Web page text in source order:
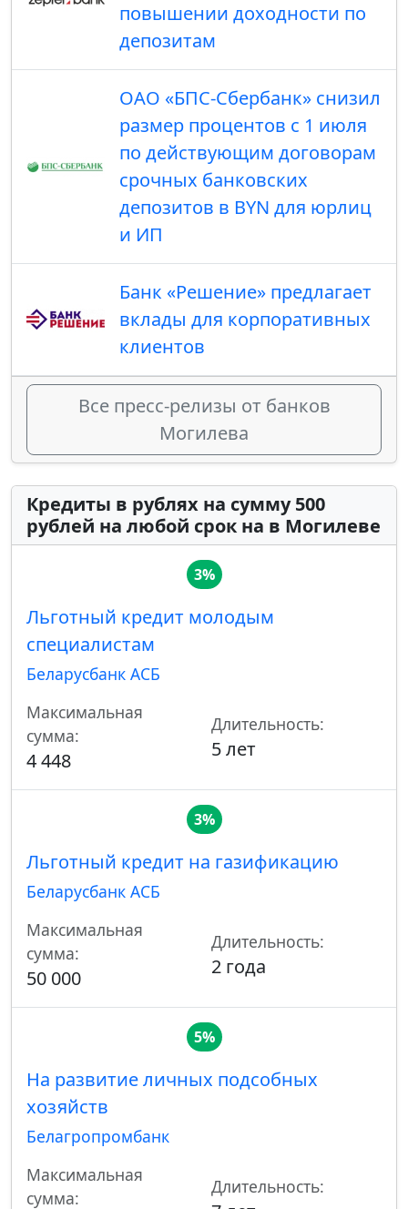
повышении доходности по
депозитам
ОАО «БПС-Сбербанк» снизил
размер процентов с 1 июля
по действующим договорам
срочных банковских
депозитов в BYN для юрлиц
и ИП
Банк «Решение» предлагает
вклады для корпоративных
клиентов
Все пресс-релизы от банков
Могилева
Кредиты в рублях на сумму 500
рублей на любой срок на в Могилеве
3%
Льготный кредит молодым
специалистам
Беларусбанк АСБ
Максимальная
сумма:
4 448
Длительность:
5 лет
3%
Льготный кредит на газификацию
Беларусбанк АСБ
Максимальная
сумма:
50 000
Длительность:
2 года
5%
На развитие личных подсобных
хозяйств
Белагропромбанк
Максимальная
сумма:
Длительность: